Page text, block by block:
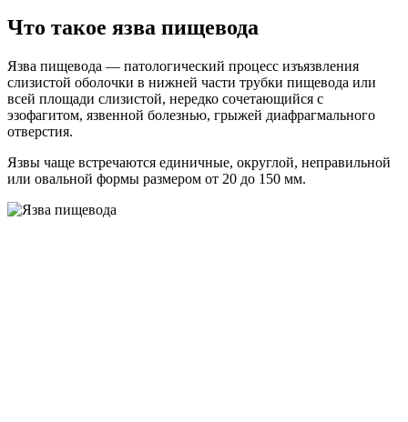
Что такое язва пищевода
Язва пищевода — патологический процесс изъязвления
слизистой оболочки в нижней части трубки пищевода или
всей площади слизистой, нередко сочетающийся с
эзофагитом, язвенной болезнью, грыжей диафрагмального
отверстия.
Язвы чаще встречаются единичные, округлой, неправильной
или овальной формы размером от 20 до 150 мм.